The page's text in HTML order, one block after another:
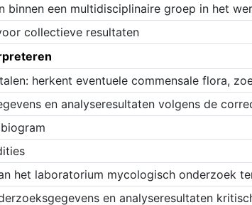
binnen een multidisciplinaire groep in het
collectieve resultaten
herkent eventuele commensale flora,
en analyseresultaten volgens de
het laboratorium mycologisch onderzoek
en analyseresultaten